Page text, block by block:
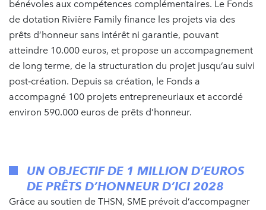
bénévoles aux compétences complémentaires. Le Fonds
de dotation Rivière Family finance les projets via des
prêts d’honneur sans intérêt ni garantie, pouvant
atteindre 10.000 euros, et propose un accompagnement
de long terme, de la structuration du projet jusqu’au suivi
post‑création. Depuis sa création, le Fonds a
accompagné 100 projets entrepreneuriaux et accordé
environ 590.000 euros de prêts d’honneur.
UN OBJECTIF DE 1 MILLION D’EUROS
DE PRÊTS D’HONNEUR D’ICI 2028
Grâce au soutien de THSN, SME prévoit d’accompagner